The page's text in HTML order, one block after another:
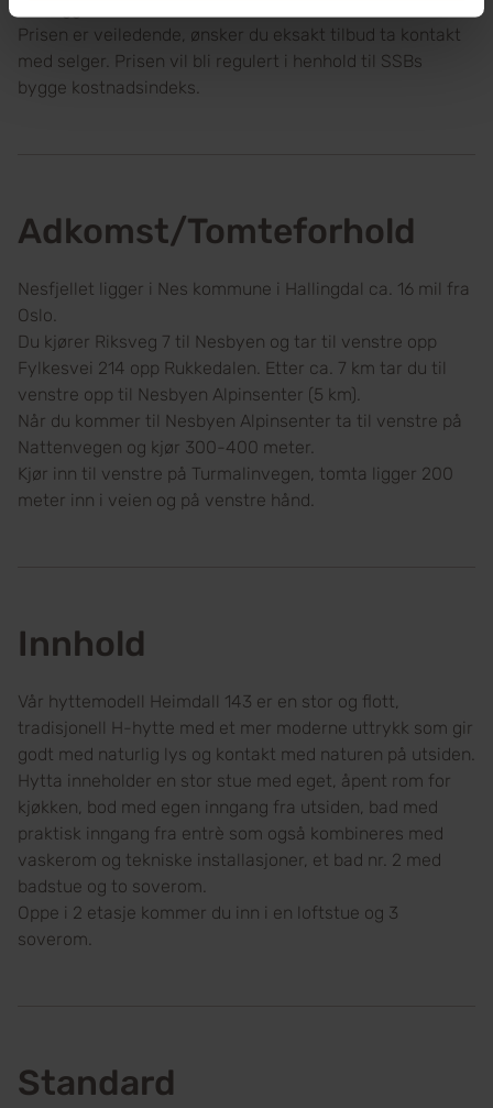
Prisen er veiledende, ønsker du eksakt tilbud ta kontakt
med selger. Prisen vil bli regulert i henhold til SSBs
bygge kostnadsindeks.
Adkomst/Tomteforhold
Nesfjellet ligger i Nes kommune i Hallingdal ca. 16 mil fra
Oslo.
Du kjører Riksveg 7 til Nesbyen og tar til venstre opp
Fylkesvei 214 opp Rukkedalen. Etter ca. 7 km tar du til
venstre opp til Nesbyen Alpinsenter (5 km).
Når du kommer til Nesbyen Alpinsenter ta til venstre på
Nattenvegen og kjør 300-400 meter.
Kjør inn til venstre på Turmalinvegen, tomta ligger 200
meter inn i veien og på venstre hånd.
Innhold
Vår hyttemodell Heimdall 143 er en stor og flott,
tradisjonell H-hytte med et mer moderne uttrykk som gir
godt med naturlig lys og kontakt med naturen på utsiden.
Hytta inneholder en stor stue med eget, åpent rom for
kjøkken, bod med egen inngang fra utsiden, bad med
praktisk inngang fra entrè som også kombineres med
vaskerom og tekniske installasjoner, et bad nr. 2 med
badstue og to soverom.
Oppe i 2 etasje kommer du inn i en loftstue og 3
soverom.
Standard